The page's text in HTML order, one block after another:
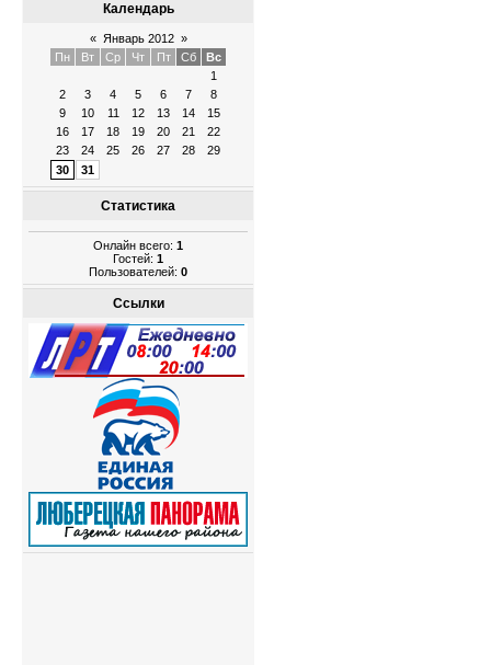
Календарь
« Январь 2012 »
Пн
Вт Ср Чт Пт Сб
Вс
1
2
3 4 5 6 7
8
9
10 11 12 13 14
15
16
17 18 19 20 21
22
23
24 25 26 27 28
29
30
31
Статистика
Онлайн всего: 1
Гостей: 1
Пользователей: 0
Ссылки